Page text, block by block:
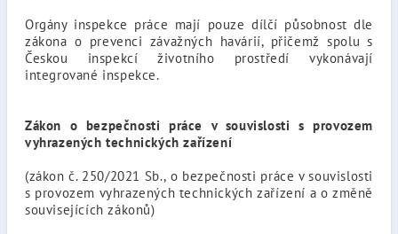
Orgány inspekce práce mají pouze dílčí působnost dle
zákona o prevenci závažných havárií, přičemž spolu s
Českou inspekcí životního prostředí vykonávají
integrované inspekce.
Zákon o bezpečnosti práce v souvislosti s provozem
vyhrazených technických zařízení
(zákon č. 250/2021 Sb., o bezpečnosti práce v souvislosti
s provozem vyhrazených technických zařízení a o změně
souvisejících zákonů)